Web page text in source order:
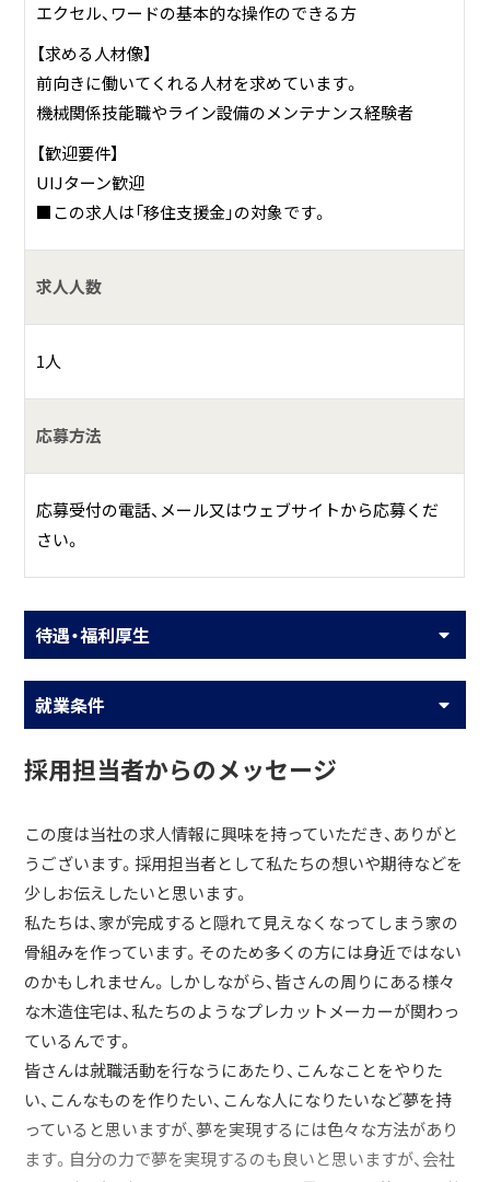
エクセル、ワードの基本的な操作のできる方
【求める人材像】
前向きに働いてくれる人材を求めています。
機械関係技能職やライン設備のメンテナンス経験者
【歓迎要件】
UIJターン歓迎
■この求人は「移住支援金」の対象です。
求人人数
1人
応募方法
応募受付の電話、メール又はウェブサイトから応募くだ
さい。
待遇・福利厚生
就業条件
採用担当者からのメッセージ
この度は当社の求人情報に興味を持っていただき、ありがと
うございます。採用担当者として私たちの想いや期待などを
少しお伝えしたいと思います。
私たちは、家が完成すると隠れて見えなくなってしまう家の
骨組みを作っています。そのため多くの方には身近ではない
のかもしれません。しかしながら、皆さんの周りにある様々
な木造住宅は、私たちのようなプレカットメーカーが関わっ
ているんです。
皆さんは就職活動を行なうにあたり、こんなことをやりた
い、こんなものを作りたい、こんな人になりたいなど夢を持
っていると思いますが、夢を実現するには色々な方法があり
ます。自分の力で夢を実現するのも良いと思いますが、会社